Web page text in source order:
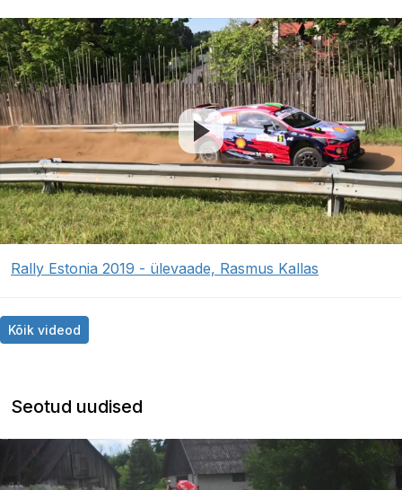
Rally Estonia 2019 - ülevaade, Rasmus Kallas
Kõik videod
Seotud uudised